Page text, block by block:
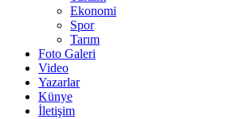
Ekonomi
Spor
Tarım
Foto Galeri
Video
Yazarlar
Künye
İletişim